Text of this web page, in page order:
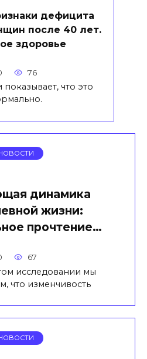
дефицита
после 40 лет.
здоровье
76
что это
динамика
жизни:
прочтение…
67
исследовании мы
что изменчивость